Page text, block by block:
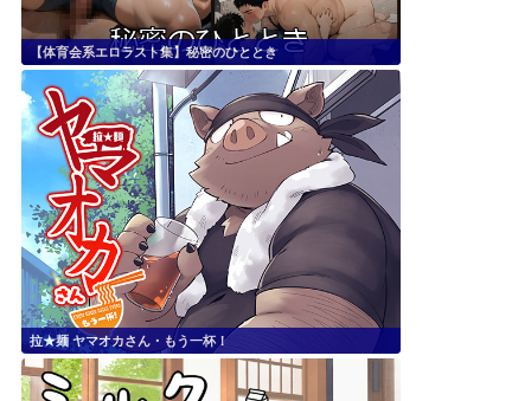
【体育会系エロラスト集】秘密のひととき
拉★麺 ヤマオカさん・もう一杯！